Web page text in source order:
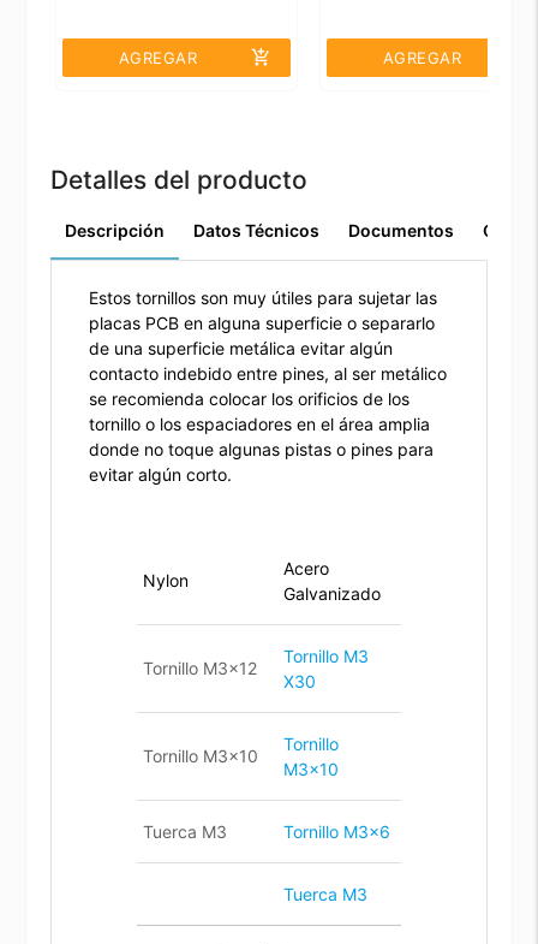
AGREGAR add_shopping_cart AGREGAR
Detalles del producto
Descripción Datos Técnicos Documentos
Estos tornillos son muy útiles para sujetar las
placas PCB en alguna superficie o separarlo
de una superficie metálica evitar algún
contacto indebido entre pines, al ser metálico
se recomienda colocar los orificios de los
tornillo o los espaciadores en el área amplia
donde no toque algunas pistas o pines para
evitar algún corto.
Nylon
Acero
Galvanizado
Tornillo M3x12
Tornillo M3
X30
Tornillo M3x10
Tornillo
M3x10
Tuerca M3 Tornillo M3x6
Tuerca M3